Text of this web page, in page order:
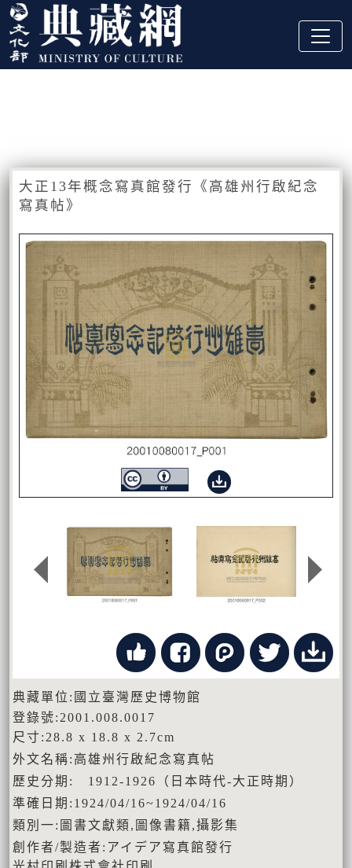
跳到主要內容
:::
大正13年概念寫真館發行《高雄州行啟紀念
寫真帖》
典藏單位:國立臺灣歷史博物館
登錄號:2001.008.0017
尺寸:28.8 x 18.8 x 2.7cm
外文名稱:高雄州行啟紀念寫真帖
歷史分期: 1912-1926（日本時代-大正時期）
準確日期:1924/04/16~1924/04/16
類別一:圖書文獻類,圖像書籍,攝影集
創作者/製造者:アイデア寫真館發行